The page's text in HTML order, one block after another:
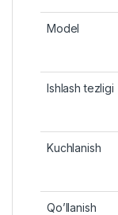
Model
Ishlash tezligi
Kuchlanish
Qo’llanish